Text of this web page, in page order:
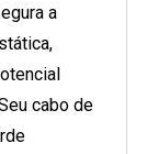
a
cabo de